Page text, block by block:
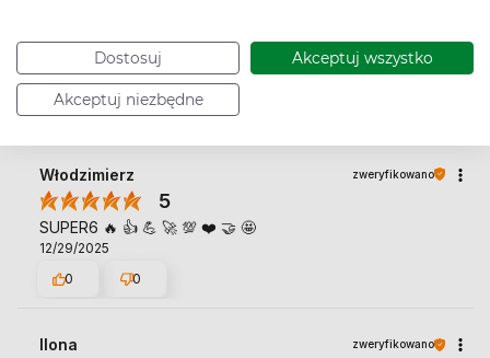
Dostosuj Akceptuj wszystko
Akceptuj niezbędne
ok natomiast na moje schorzenie nie za bardzo pomaga.
1/14/2026
0
0
Włodzimierz zweryfikowano
5
SUPER6 🔥 👍️ 💪 🚀 💯 ❤️ 🤝 🤩
12/29/2025
0
0
Ilona zweryfikowano